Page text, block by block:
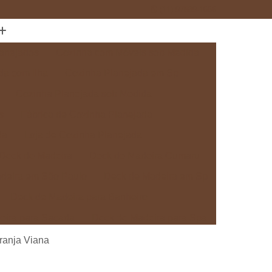
sob Medida
Viana